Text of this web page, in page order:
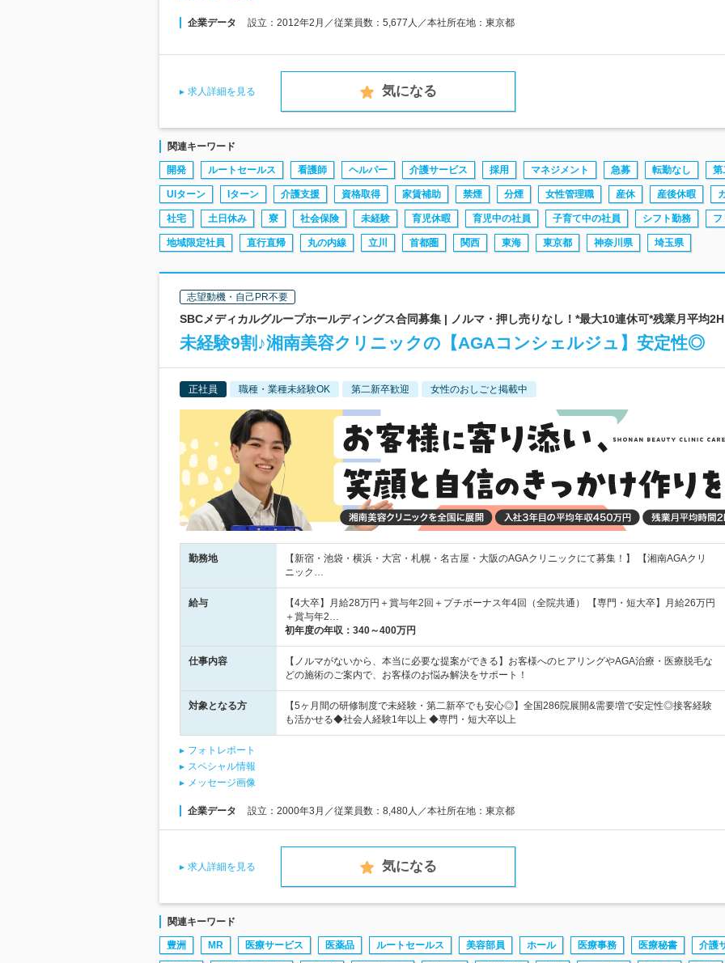
企業データ 設立：2012年2月／従業員数：5,677人／本社所在地：東京都
求人詳細を見る 気になる
関連キーワード
開発 ルートセールス 看護師 ヘルパー 介護サービス 採用 マネジメント 急募 転勤なし 第
UIターン Iターン 介護支援 資格取得 家賃補助 禁煙 分煙 女性管理職 産休 産後休暇
社宅 土日休み 寮 社会保険 未経験 育児休暇 育児中の社員 子育て中の社員 シフト勤務 フ
地域限定社員 直行直帰 丸の内線 立川 首都圏 関西 東海 東京都 神奈川県 埼玉県
志望動機・自己PR不要
SBCメディカルグループホールディングス合同募集 | ノルマ・押し売りなし！*最大10連休可*残業月平均2H
未経験9割♪湘南美容クリニックの【AGAコンシェルジュ】安定性◎
正社員 職種・業種未経験OK 第二新卒歓迎 女性のおしごと掲載中
勤務地
【新宿・池袋・横浜・大宮・札幌・名古屋・大阪のAGAクリニックにて募集！】 【湘南AGAクリ
ニック…
給与
【4大卒】月給28万円＋賞与年2回＋プチボーナス年4回（全院共通） 【専門・短大卒】月給26万円
＋賞与年2…
初年度の年収： 340～400万円
仕事内容
【ノルマがないから、本当に必要な提案ができる】お客様へのヒアリングやAGA治療・医療脱毛な
どの施術のご案内で、お客様のお悩み解決をサポート！
対象となる方
【5ヶ月間の研修制度で未経験・第二新卒でも安心◎】全国286院展開&需要増で安定性◎接客経験
も活かせる◆社会人経験1年以上 ◆専門・短大卒以上
フォトレポート
スペシャル情報
メッセージ画像
企業データ 設立：2000年3月／従業員数：8,480人／本社所在地：東京都
求人詳細を見る 気になる
関連キーワード
豊洲 MR 医療サービス 医薬品 ルートセールス 美容部員 ホール 医療事務 医療秘書 介護